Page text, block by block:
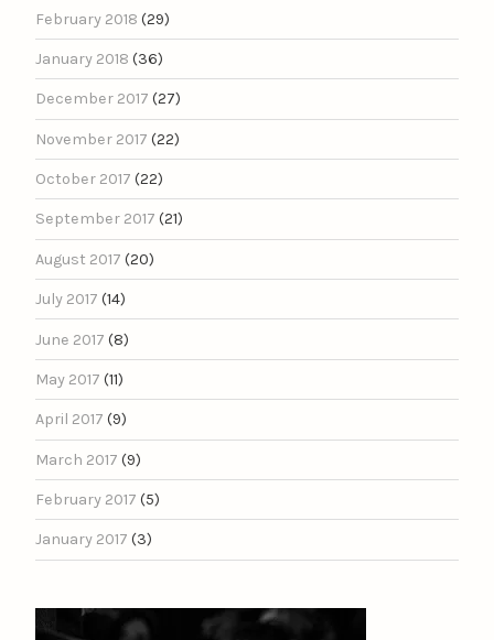
February 2018 (29)
January 2018 (36)
December 2017 (27)
November 2017 (22)
October 2017 (22)
September 2017 (21)
August 2017 (20)
July 2017 (14)
June 2017 (8)
May 2017 (11)
April 2017 (9)
March 2017 (9)
February 2017 (5)
January 2017 (3)